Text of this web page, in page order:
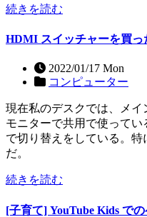
続きを読む
HDMI スイッチャーを買っ
2022/01/17 Mon
コンピューター
現在私のデスクでは、メイ
モニターで共用で使って
で切り替えをしている。
だ。
続きを読む
[子育て] YouTube Kids で